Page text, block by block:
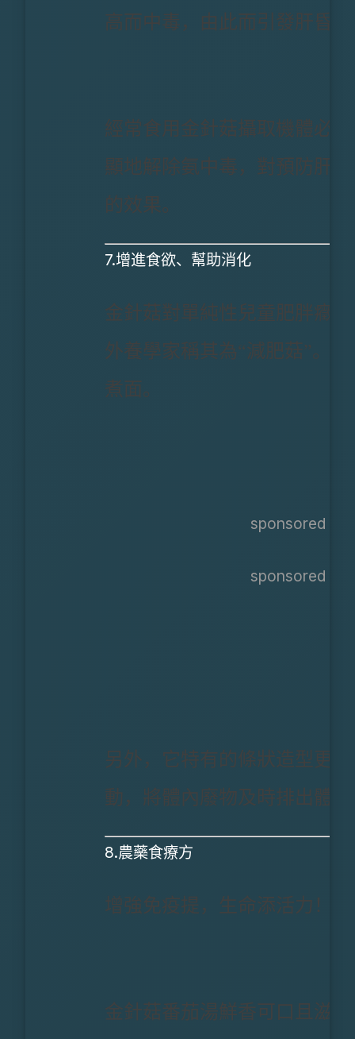
高而中毒，由此而引發肝昏
經常食用金針菇攝取機體必
顯地解除氨中毒，對預防肝
的效果。
7.增進食欲、幫助消化
金針菇對單純性兒童肥胖癥
外養學家稱其為“減肥菇”。
煮面。
sponsored ads
sponsored ads
另外，它特有的條狀造型更
動，將體內廢物及時排出體
8.農藥食療方
增強免疫提，生命添活力！
金針菇番茄湯鮮香可口且滋